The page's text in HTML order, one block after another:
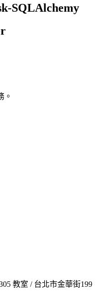
SQLAlchemy
。
教室 / 台北市金華街199